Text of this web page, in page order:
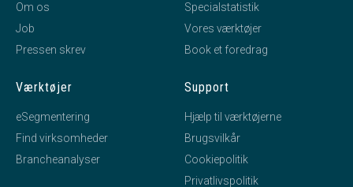
Om os
Job
Pressen skrev
Specialstatistik
Vores værktøjer
Book et foredrag
Værktøjer
eSegmentering
Find virksomheder
Brancheanalyser
Support
Hjælp til værktøjerne
Brugsvilkår
Cookiepolitik
Privatlivspolitik